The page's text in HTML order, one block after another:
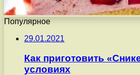
Популярное
29.01.2021
Как приготовить
условиях